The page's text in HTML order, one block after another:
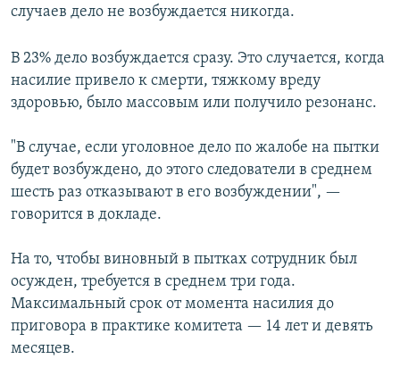
случаев дело не возбуждается никогда.
В 23% дело возбуждается сразу. Это случается, когда
насилие привело к смерти, тяжкому вреду
здоровью, было массовым или получило резонанс.
"В случае, если уголовное дело по жалобе на пытки
будет возбуждено, до этого следователи в среднем
шесть раз отказывают в его возбуждении", —
говорится в докладе.
На то, чтобы виновный в пытках сотрудник был
осужден, требуется в среднем три года.
Максимальный срок от момента насилия до
приговора в практике комитета — 14 лет и девять
месяцев.